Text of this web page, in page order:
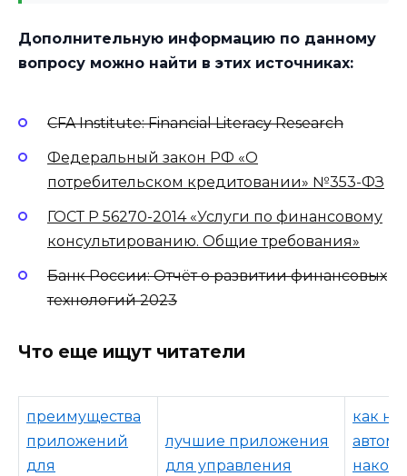
Дополнительную информацию по данному
вопросу можно найти в этих источниках:
CFA Institute: Financial Literacy Research
Федеральный закон РФ «О
потребительском кредитовании» №353-ФЗ
ГОСТ Р 56270-2014 «Услуги по финансовому
консультированию. Общие требования»
Банк России: Отчёт о развитии финансовых
технологий 2023
Что еще ищут читатели
преимущества
приложений
для
лучшие приложения
для управления
как